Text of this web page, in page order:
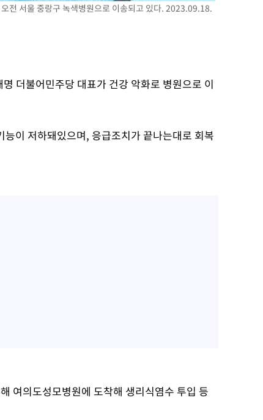
전 서울 중랑구 녹색병원으로 이송되고 있다. 2023.09.18.
더불어민주당 대표가 건강 악화로 병원으로 이
이 저하돼있으며, 응급조치가 끝나는대로 회복
여의도성모병원에 도착해 생리식염수 투입 등